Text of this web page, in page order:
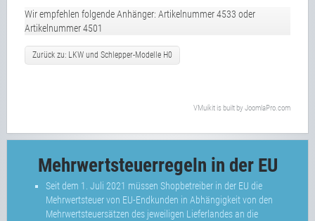
Wir empfehlen folgende Anhänger: Artikelnummer 4533 oder
Artikelnummer 4501
Zurück zu: LKW und Schlepper-Modelle H0
VMuikit is built by JoomlaPro.com
Mehrwertsteuerregeln in der EU
Seit dem 1. Juli 2021 müssen Shopbetreiber in der EU die
Mehrwertsteuer von EU-Endkunden in Abhängigkeit von den
Mehrwertsteuersätzen des jeweiligen Lieferlandes an die